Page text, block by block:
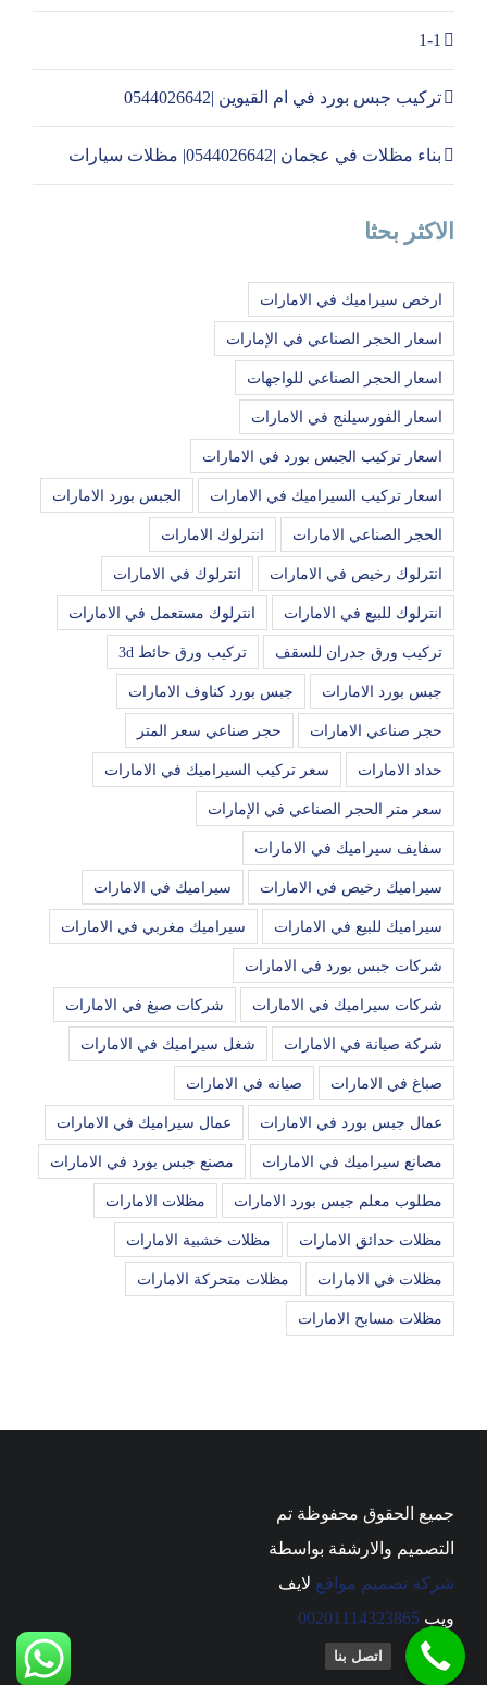
1-1
تركيب جبس بورد في ام القيوين |0544026642
بناء مظلات في عجمان |0544026642| مظلات سيارات
الاكثر بحثا
ارخص سيراميك في الامارات
اسعار الحجر الصناعي في الإمارات
اسعار الحجر الصناعي للواجهات
اسعار الفورسيلنج في الامارات
اسعار تركيب الجبس بورد في الامارات
اسعار تركيب السيراميك في الامارات الجبس بورد الامارات
الحجر الصناعي الامارات انترلوك الامارات
انترلوك رخيص في الامارات انترلوك في الامارات
انترلوك للبيع في الامارات انترلوك مستعمل في الامارات
تركيب ورق جدران للسقف تركيب ورق حائط 3d
جبس بورد الامارات جبس بورد كناوف الامارات
حجر صناعي الامارات حجر صناعي سعر المتر
حداد الامارات سعر تركيب السيراميك في الامارات
سعر متر الحجر الصناعي في الإمارات
سفايف سيراميك في الامارات
سيراميك رخيص في الامارات سيراميك في الامارات
سيراميك للبيع في الامارات سيراميك مغربي في الامارات
شركات جبس بورد في الامارات
شركات سيراميك في الامارات شركات صبغ في الامارات
شركة صيانة في الامارات شغل سيراميك في الامارات
صباغ في الامارات صيانه في الامارات
عمال جبس بورد في الامارات عمال سيراميك في الامارات
مصانع سيراميك في الامارات مصنع جبس بورد في الامارات
مطلوب معلم جبس بورد الامارات مظلات الامارات
مظلات حدائق الامارات مظلات خشبية الامارات
مظلات في الامارات مظلات متحركة الامارات
مظلات مسابح الامارات
جميع الحقوق محفوظة تم
التصميم والارشفة بواسطة
شركة تصميم مواقع لايف
ويب 00201114323865
اتصل بنا